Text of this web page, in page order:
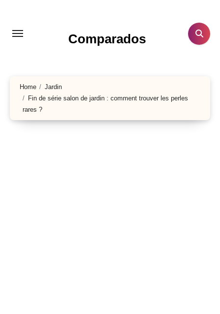
contenu
Comparados
Home
Jardin
Fin de série salon de jardin : comment trouver les perles
rares ?